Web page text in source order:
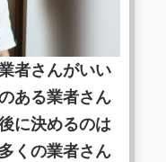
者さんがいい
ある業者さん
に決めるのは
くの業者さん